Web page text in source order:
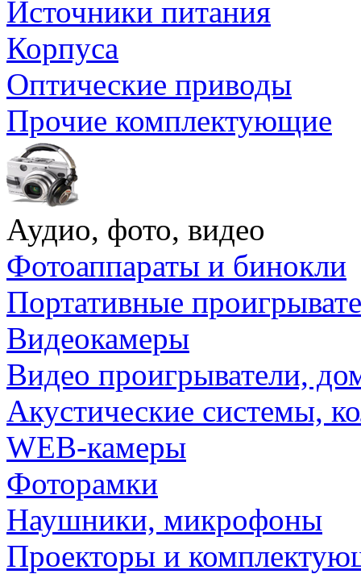
Источники питания
Корпуса
Оптические приводы
Прочие комплектующие
Аудио, фото, видео
Фотоаппараты и бинокли
Портативные
Видеокамеры
Видео проигрыватели,
Акустические системы,
WEB-камеры
Фоторамки
Наушники, микрофоны
Проекторы и